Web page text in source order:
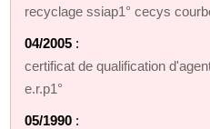
recyclage ssiap1° cecys
04/2005 :
certificat de qualification
e.r.p1°
05/1990 :